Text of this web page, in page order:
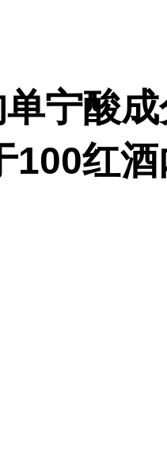
宁酸
100红酒